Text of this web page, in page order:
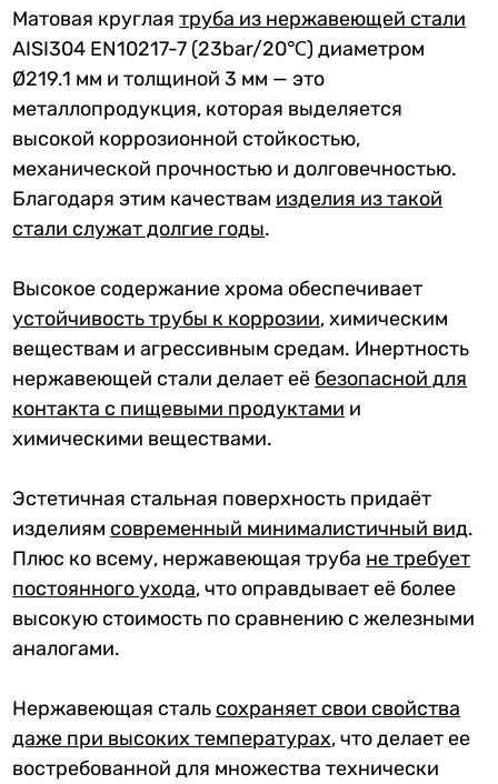
Матовая круглаятруба из нержавеющей стали
AISI304 EN10217-7 (23bar/20℃) диаметром
Ø219.1 мм и толщиной 3 мм — это
металлопродукция, которая выделяется
высокой коррозионной стойкостью,
механической прочностью и долговечностью.
Благодаря этим качествам изделия из такой
стали служат долгие годы.
Высокое содержание хрома обеспечивает
устойчивость трубы к коррозии, химическим
веществам и агрессивным средам. Инертность
нержавеющей стали делает её безопасной для
контакта с пищевыми продуктами и
химическими веществами.
Эстетичная стальная поверхность придаёт
изделиям современный минималистичный вид.
Плюс ко всему, нержавеющая труба не требует
постоянного ухода, что оправдывает её более
высокую стоимость по сравнению с железными
аналогами.
Нержавеющая сталь сохраняет свои свойства
даже при высоких температурах, что делает ее
востребованной для множества технически